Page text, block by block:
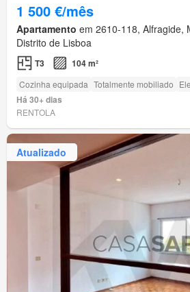
1 500 €/mês
Apartamento em 2610-118, Alfragide,
Distrito de Lisboa
T3 104 m²
Cozinha equipada Totalmente mobiliado
Há 30+ dias
RENTOLA
Atualizado